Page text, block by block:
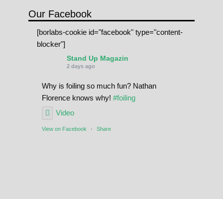
Our Facebook
[borlabs-cookie id="facebook" type="content-
blocker"]
Stand Up Magazin
2 days ago
Why is foiling so much fun? Nathan
Florence knows why! #foiling
Video
View on Facebook · Share